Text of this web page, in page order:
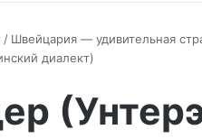
/ Швейцария — удивительная
диалект)